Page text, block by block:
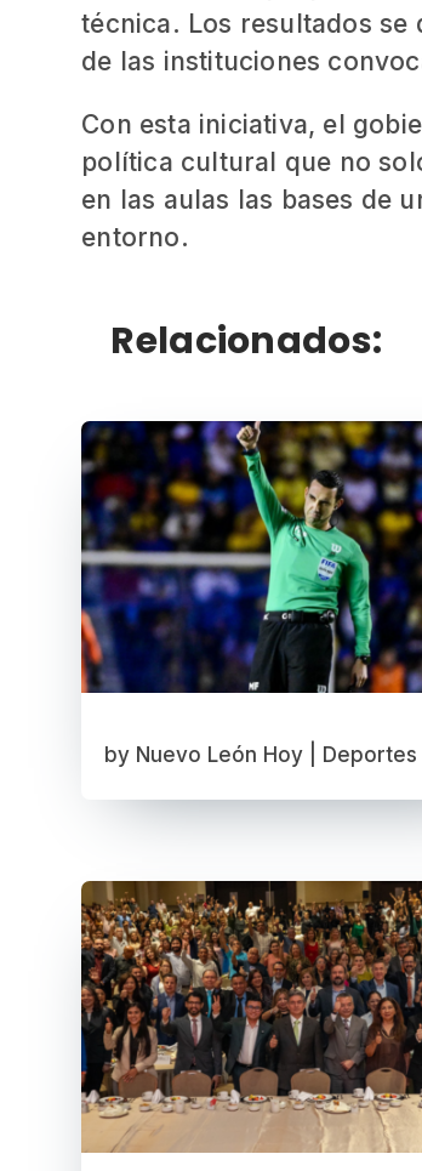
técnica. Los resultados
de las instituciones
Con esta iniciativa, el
política cultural que no
en las aulas las bases de
entorno.
Relacionados:
by Nuevo León Hoy Deportes